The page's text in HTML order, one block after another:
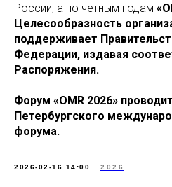
России, а по четным годам
Целесообразность
поддерживает
Федерации, издавая
Распоряжения.
Форум «OMR 2026»
Петербургского
форума.
2026-02-16 14:00 2026